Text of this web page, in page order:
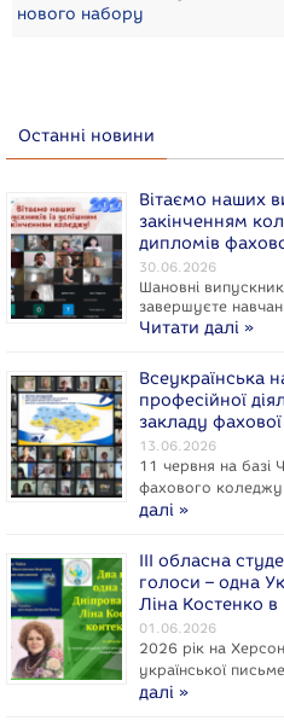
нового набору
Останні новини
Вітаємо наших
закінченням
дипломів
30.06.2026
Шановні
завершуєте
Читати далі »
Всеукраїнська
професійної
закладу
13.06.2026
11 червня на базі
фахового коледжу
далі »
ІІІ обласна
голоси – одна
Ліна Костенко в
01.06.2026
2026 рік на
укpaїнcької
далі »